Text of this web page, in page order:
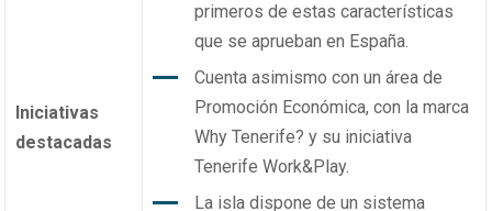
Iniciativas
destacadas
primeros de estas características
que se aprueban en España.
Cuenta asimismo con un área de
Promoción Económica, con la marca
Why Tenerife? y su iniciativa
Tenerife Work&Play.
La isla dispone de un sistema